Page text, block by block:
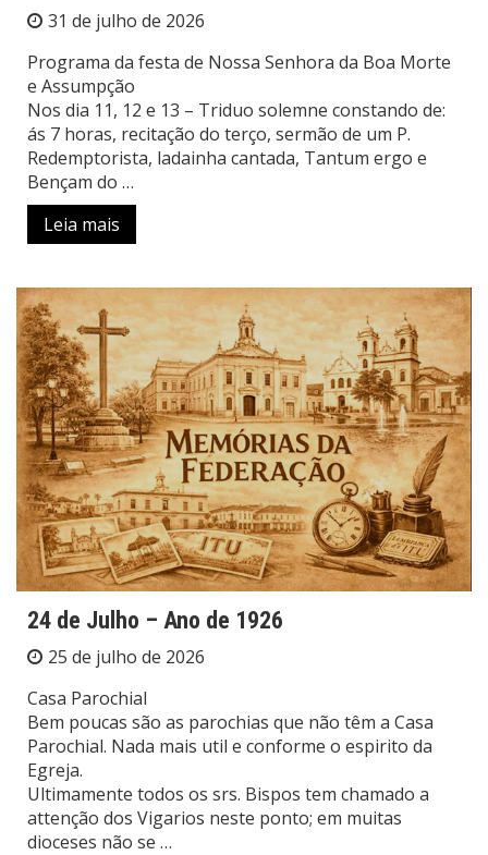
31 de julho de 2026
Programa da festa de Nossa Senhora da Boa Morte
e Assumpção
Nos dia 11, 12 e 13 – Triduo solemne constando de:
ás 7 horas, recitação do terço, sermão de um P.
Redemptorista, ladainha cantada, Tantum ergo e
Bençam do …
Leia mais
24 de Julho – Ano de 1926
25 de julho de 2026
Casa Parochial
Bem poucas são as parochias que não têm a Casa
Parochial. Nada mais util e conforme o espirito da
Egreja.
Ultimamente todos os srs. Bispos tem chamado a
attenção dos Vigarios neste ponto; em muitas
dioceses não se …